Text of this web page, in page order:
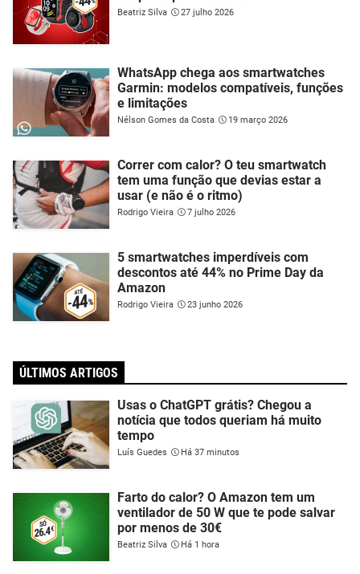
Beatriz Silva 27 julho 2026
WhatsApp chega aos smartwatches
Garmin: modelos compatíveis, funções
e limitações
Nélson Gomes da Costa 19 março 2026
Correr com calor? O teu smartwatch
tem uma função que devias estar a
usar (e não é o ritmo)
Rodrigo Vieira 7 julho 2026
5 smartwatches imperdíveis com
descontos até 44% no Prime Day da
Amazon
Rodrigo Vieira 23 junho 2026
ÚLTIMOS ARTIGOS
Usas o ChatGPT grátis? Chegou a
notícia que todos queriam há muito
tempo
Luís Guedes Há 37 minutos
Farto do calor? O Amazon tem um
ventilador de 50 W que te pode salvar
por menos de 30€
Beatriz Silva Há 1 hora